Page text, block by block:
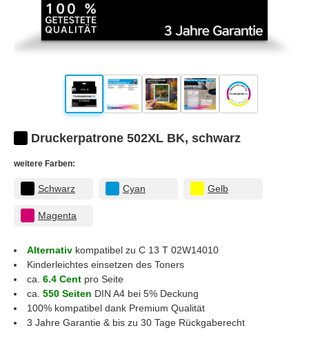
Druckerpatrone 502XL BK, schwarz
weitere Farben:
Schwarz Cyan Gelb
Magenta
Alternativ kompatibel zu C 13 T 02W14010
Kinderleichtes einsetzen des Toners
ca. 6.4 Cent pro Seite
ca. 550 Seiten DIN A4 bei 5% Deckung
100% kompatibel dank Premium Qualität
3 Jahre Garantie & bis zu 30 Tage Rückgaberecht